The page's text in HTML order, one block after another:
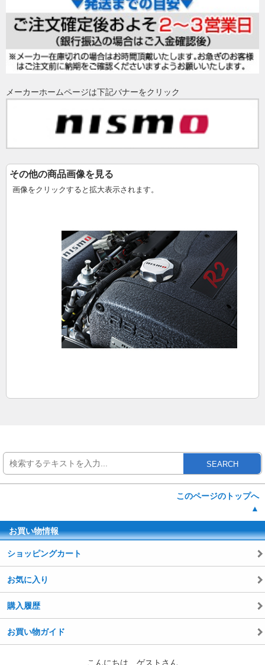
メーカーホームページは下記バナーをクリック
その他の商品画像を見る
画像をクリックすると拡大表示されます。
SEARCH
このページのトップへ
▲
お買い物情報
ショッピングカート
お気に入り
購入履歴
お買い物ガイド
こんにちは ゲストさん